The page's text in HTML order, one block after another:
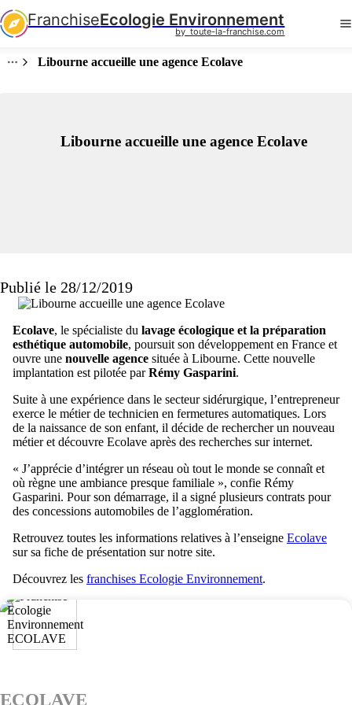
FranchiseEcologie Environnement
by  toute-la-franchise.com
Libourne accueille une agence Ecolave
Libourne accueille une agence Ecolave
Publié le 28/12/2019
Ecolave, le spécialiste du lavage écologique et la préparation
esthétique automobile, poursuit son développement en France et
ouvre une nouvelle agence située à Libourne. Cette nouvelle
implantation est pilotée parRémy Gasparini.
Suite à une expérience dans le secteur sidérurgique, l’entrepreneur
exerce le métier de technicien en fermetures automatiques. Lors
de la naissance de son enfant, il décide de rechercher un nouveau
métier et découvre Ecolave après des recherches sur internet.
« J’apprécie d’intégrer un réseau où tout le monde se connaît et
où règne une ambiance presque familiale », confie Rémy
Gasparini. Pour son démarrage, il a signé plusieurs contrats pour
des concessions automobiles de l’agglomération.
Retrouvez toutes les informations relatives à l’enseigne Ecolave
sur sa fiche de présentation sur notre site.
Découvrez les franchises Ecologie Environnement.
ECOLAVE